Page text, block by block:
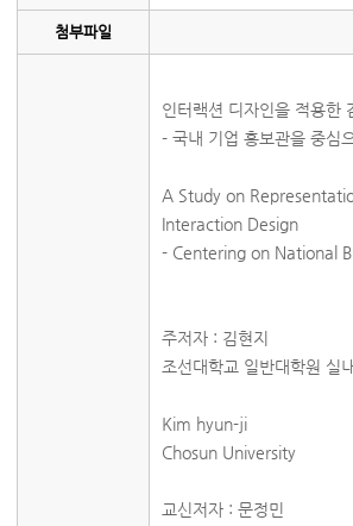
첨부파일
인터랙션 디자인을 적용한
- 국내 기업 홍보관을 중심
A Study on
Interaction Design
- Centering on National
주저자 : 김현지
조선대학교 일반대학원 실
Kim hyun-ji
Chosun University
교신저자 : 문정민